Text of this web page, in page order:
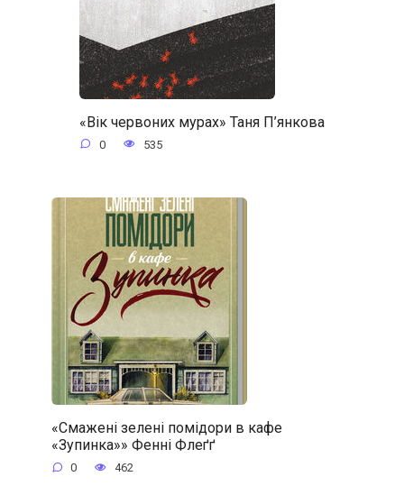
«Вік червоних мурах» Таня П’янкова
0 535
«Смажені зелені помідори в кафе
«Зупинка»» Фенні Флеґґ
0 462